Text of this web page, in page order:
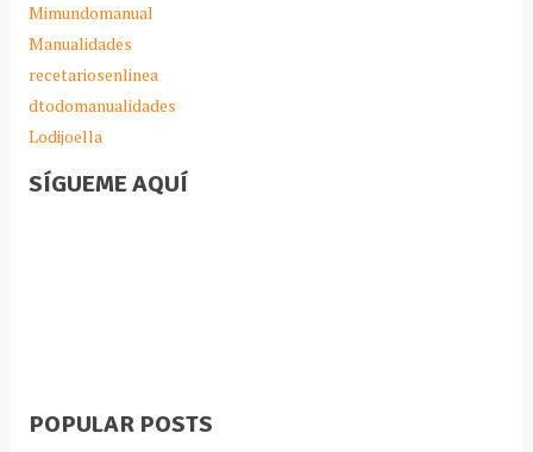
Mimundomanual
Manualidades
recetariosenlinea
dtodomanualidades
Lodijoella
SÍGUEME AQUÍ
POPULAR POSTS